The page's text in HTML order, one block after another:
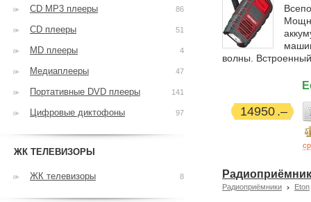
волны.
14950
Радиоприёмники Eton
CD MP3 плееры 86
CD плееры 51
MD плееры 4
Медиаплееры 47
Портативные DVD плееры 141
Цифровые диктофоны 97
ЖК ТЕЛЕВИЗОРЫ
ЖК телевизоры 8